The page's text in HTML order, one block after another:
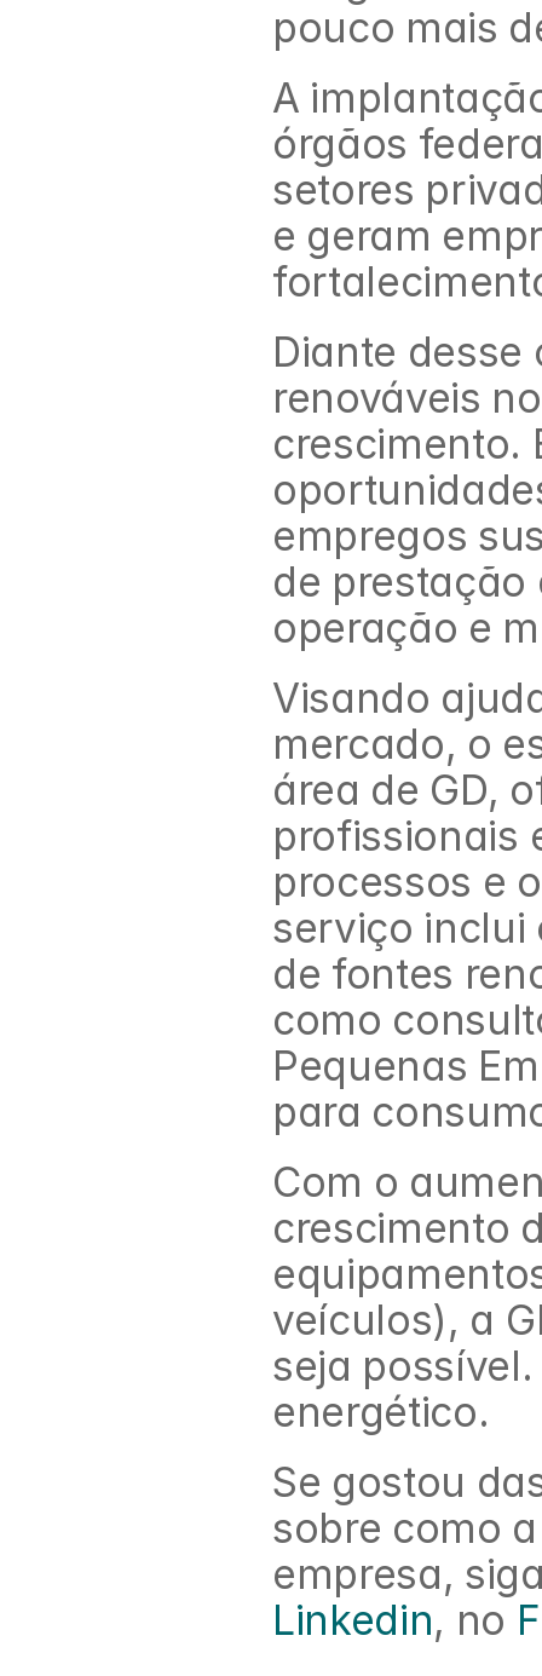
pouco mais
A
órgãos
setores
e geram
Diante
renováveis
crescimento.
empregos
de
operação e
Visando
mercado, o
área de GD,
profissionais
processos e
serviço inclui
de fontes
como
Pequenas
para
Com o
crescimento
veículos), a
seja
energético.
Se gostou
sobre como
Linkedin, no